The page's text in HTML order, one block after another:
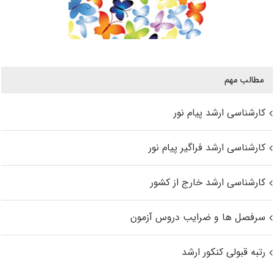
مطالب مهم
کارشناسی ارشد پیام نور
کارشناسی ارشد فراگیر پیام نور
کارشناسی ارشد خارج از کشور
سرفصل ها و ضرایب دروس آزمون
رتبه قبولی کنکور ارشد